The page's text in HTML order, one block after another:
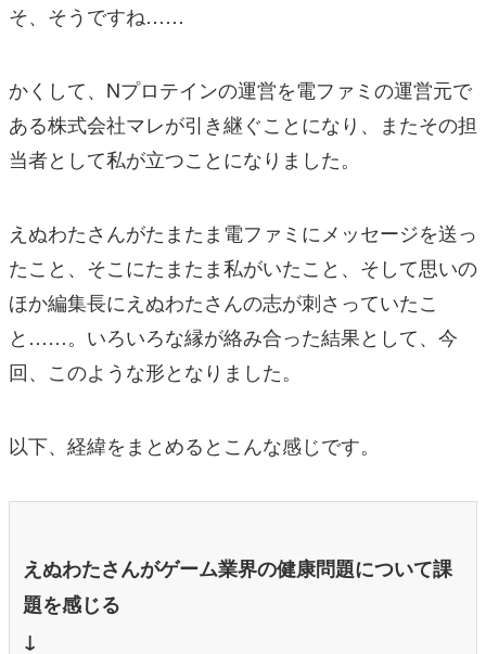
そ、そうですね……
かくして、Nプロテインの運営を電ファミの運営元で
ある株式会社マレが引き継ぐことになり、またその担
当者として私が立つことになりました。
えぬわたさんがたまたま電ファミにメッセージを送っ
たこと、そこにたまたま私がいたこと、そして思いの
ほか編集長にえぬわたさんの志が刺さっていたこ
と……。いろいろな縁が絡み合った結果として、今
回、このような形となりました。
以下、経緯をまとめるとこんな感じです。
えぬわたさんがゲーム業界の健康問題について課
題を感じる
↓